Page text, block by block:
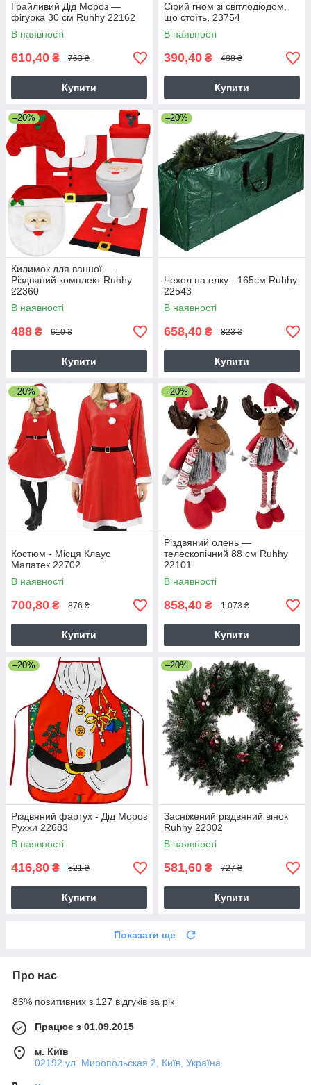
Грайливий Дід Мороз —
фігурка 30 см Ruhhy 22162
В наявності
610,40 ₴ 763 ₴
Купити
Сірий гном зі світлодіодом,
що стоїть, 23754
В наявності
390,40 ₴ 488 ₴
Купити
–20%
Килимок для ванної —
Різдвяний комплект Ruhhy
22360
В наявності
488 ₴ 610 ₴
Купити
–20%
Чехол на елку - 165см Ruhhy
22543
В наявності
658,40 ₴ 823 ₴
Купити
–20%
Костюм - Місця Клаус
Малатек 22702
В наявності
700,80 ₴ 876 ₴
Купити
–20%
Різдвяний олень —
телескопічний 88 см Ruhhy
22101
В наявності
858,40 ₴ 1 073 ₴
Купити
–20%
Різдвяний фартух - Дід Мороз
Руххи 22683
В наявності
416,80 ₴ 521 ₴
Купити
–20%
Засніжений різдвяний вінок
Ruhhy 22302
В наявності
581,60 ₴ 727 ₴
Купити
Показати ще
Про нас
86% позитивних з 127 відгуків за рік
Працює з 01.09.2015
м. Київ
02192 ул. Миропольская 2, Київ, Україна